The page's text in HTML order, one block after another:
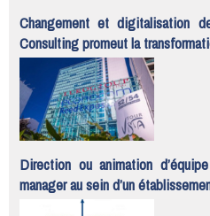
Changement et digitalisation
Consulting promeut la
Direction ou animation
manager au sein d’un